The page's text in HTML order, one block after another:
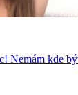
Nemám kde